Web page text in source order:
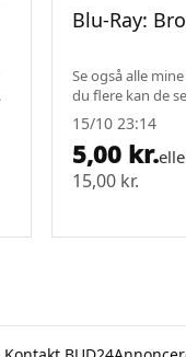
Blu-Ray:
Se også alle
du flere kan de
fragt.
15/10 23:14
5,00 kr.
15,00 kr.